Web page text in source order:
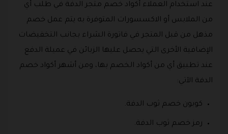
عند استخدام العملاء أكواد خصم متجر الدفة في طلب أي
من الملابس أو الاكسسورات المتوفرة به يتم عمل خصم
مذهل من قبل المتجر في فاتورة الشراء بجانب التخفيضات
الإضافية الأخرى التي يحصل عليها الزبائن في عميلة الدفع
عند تطبيق أي من أكواد الخصم بها، ومن أشهر أكواد خصم
الدفة الآتي:
كوبون خصم ثوب الدفة.
رمز خصم ثوب الدفة.